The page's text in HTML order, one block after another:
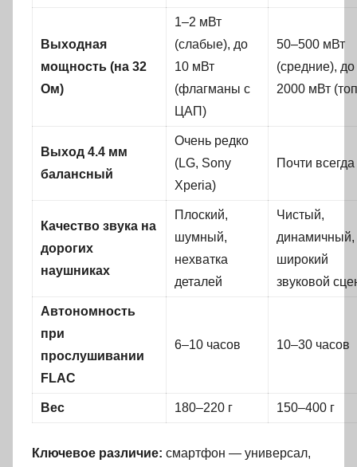
Выходная
мощность (на 32
Ом)
1–2 мВт
(слабые), до
10 мВт
(флагманы с
ЦАП)
50–500 мВт
(средние), до
2000 мВт
Выход 4.4 мм
балансный
Очень редко
(LG, Sony
Xperia)
Почти всегда
Качество звука на
дорогих
наушниках
Плоский,
шумный,
нехватка
деталей
Чистый,
динамичный,
широкий
звуковой
Автономность
при
прослушивании
FLAC
6–10 часов 10–30 часов
Вес 180–220 г 150–400 г
Ключевое различие: смартфон — универсал,